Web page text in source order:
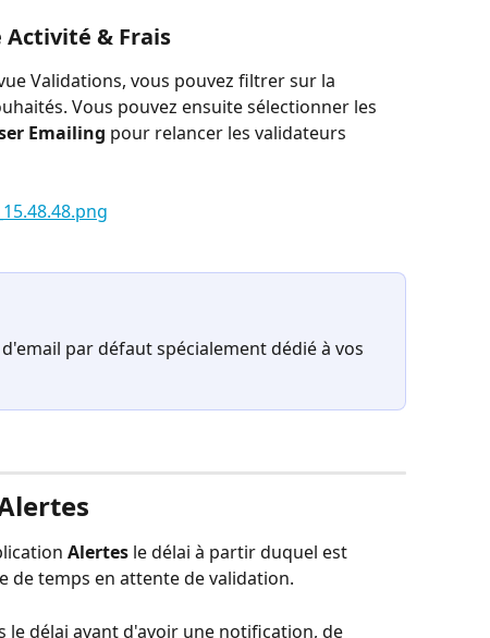
Activité & Frais
Validations, vous pouvez filtrer sur la
Vous pouvez ensuite sélectionner les
Emailing pour relancer les validateurs
par défaut spécialement dédié à vos
Alertes le délai à partir duquel est
de temps en attente de validation.
délai avant d'avoir une notification, de